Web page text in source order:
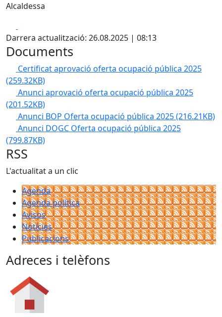
Alcaldessa
Darrera actualització: 26.08.2025 | 08:13
Documents
Certificat aprovació oferta ocupació pública 2025
(259.32KB)
Anunci aprovació oferta ocupació pública 2025
(201.52KB)
Anunci BOP Oferta ocupació pública 2025(216.21KB)
Anunci DOGC Oferta ocupació pública 2025
(799.87KB)
RSS
L'actualitat a un clic
Agenda
Agenda política
Avisos
Notícies
Publicacions
Adreces i telèfons